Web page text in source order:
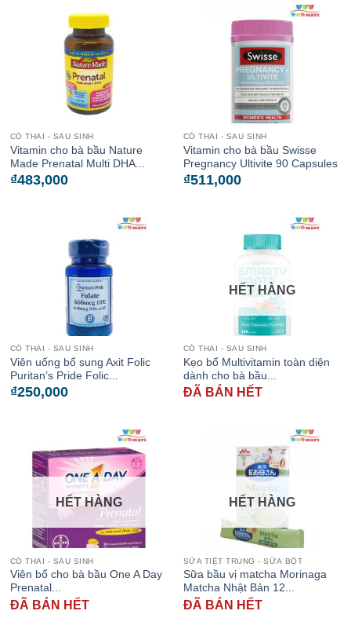
CÓ THAI - SAU SINH
Vitamin cho bà bầu Nature
Made Prenatal Multi DHA...
₫483,000
CÓ THAI - SAU SINH
Vitamin cho bà bầu Swisse
Pregnancy Ultivite 90 Capsules
₫511,000
CÓ THAI - SAU SINH
Viên uống bổ sung Axit Folic
Puritan’s Pride Folic...
₫250,000
HẾT HÀNG
CÓ THAI - SAU SINH
Kẹo bổ Multivitamin toàn diện
dành cho bà bầu...
ĐÃ BÁN HẾT
HẾT HÀNG
CÓ THAI - SAU SINH
Viên bổ cho bà bầu One A Day
Prenatal...
ĐÃ BÁN HẾT
HẾT HÀNG
SỮA TIỆT TRÙNG - SỮA BỘT
Sữa bầu vị matcha Morinaga
Matcha Nhật Bản 12...
ĐÃ BÁN HẾT